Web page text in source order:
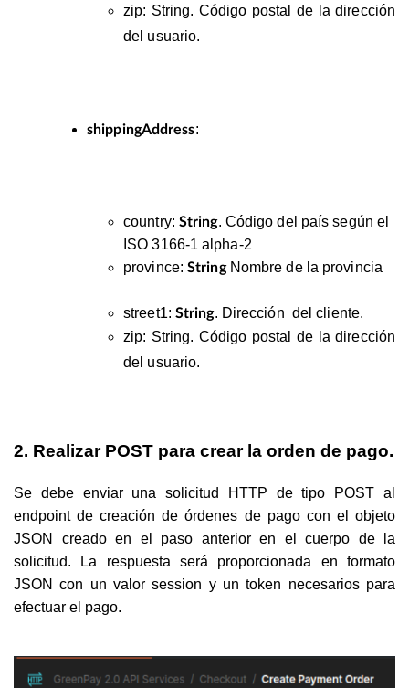
zip: String. Código postal de la dirección
del usuario.
shippingAddress:
country: String. Código del país según el
ISO 3166-1 alpha-2
province: StringNombre de la provincia
street1: String. Dirección del cliente.
zip: String. Código postal de la dirección
del usuario.
2. Realizar POST para crear la orden de pago.
Se debe enviar una solicitud HTTP de tipo POST al
endpoint de creación de órdenes de pago con el objeto
JSON creado en el paso anterior en el cuerpo de la
solicitud. La respuesta será proporcionada en formato
JSON con un valor session y un token necesarios para
efectuar el pago.